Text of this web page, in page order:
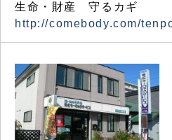
生命・財産 守るカギ
http://comebody.com/